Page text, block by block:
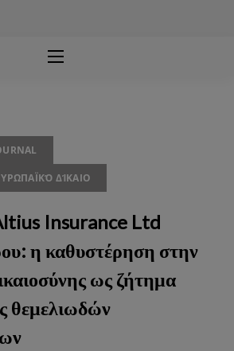
ΔΊΚΑΙΟ
Insurance Ltd
η καθυστέρηση στην
ως ζήτημα
θεμελιωδών